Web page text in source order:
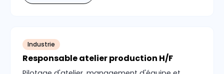
Industrie
Responsable atelier production H/F